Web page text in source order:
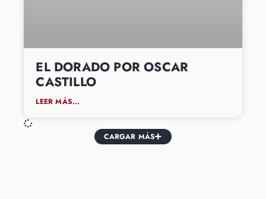
EL DORADO POR OSCAR
CASTILLO
LEER MÁS...
CARGAR MÁS